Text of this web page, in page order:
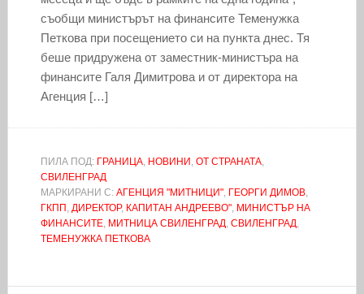
съобщи министърът на финансите Теменужка
Петкова при посещението си на пункта днес. Тя
беше придружена от заместник-министъра на
финансите Галя Димитрова и от директора на
Агенция […]
ПИЛА ПОД: ГРАНИЦА, НОВИНИ , ОТ СТРАНАТА,
СВИЛЕНГРАД
МАРКИРАНИ С: АГЕНЦИЯ "МИТНИЦИ", ГЕОРГИ ДИМОВ,
ГКПП , ДИРЕКТОР, КАПИТАН АНДРЕЕВО", МИНИСТЪР НА
ФИНАНСИТЕ, МИТНИЦА СВИЛЕНГРАД, СВИЛЕНГРАД,
ТЕМЕНУЖКА ПЕТКОВА